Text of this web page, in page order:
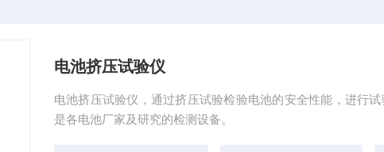
电池挤压试验仪
电池挤压试验仪，通过挤压试验检验电池的安全性能，进行
是各电池厂家及研究的检测设备。